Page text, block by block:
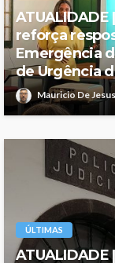
reforça
Emergência
de Urgência
Mauricio De Jesus
ÚLTIMAS